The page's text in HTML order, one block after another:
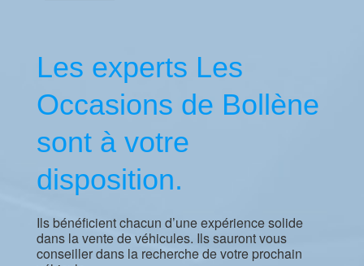
Les experts Les
Occasions de Bollène
sont à votre
disposition.
Ils bénéficient chacun d’une expérience solide
dans la vente de véhicules. Ils sauront vous
conseiller dans la recherche de votre prochain